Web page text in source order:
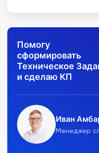
Помогу
сформировать
Техническое
и сделаю КП
Иван
Менеджер